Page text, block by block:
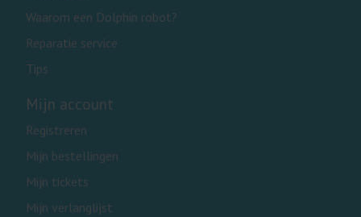
Waarom een Dolphin robot?
Reparatie service
Tips
Mijn account
Registreren
Mijn bestellingen
Mijn tickets
Mijn verlanglijst